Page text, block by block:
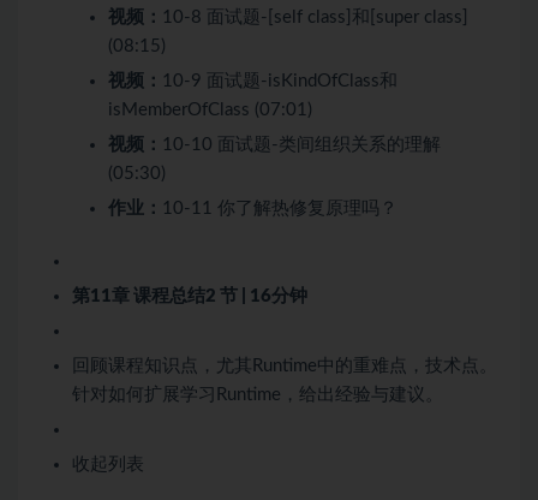
视频： 10-8 面试题-[self class]和[super class]
(08:15)
视频： 10-9 面试题-isKindOfClass和
isMemberOfClass (07:01)
视频： 10-10 面试题-类间组织关系的理解
(05:30)
作业： 10-11 你了解热修复原理吗？
第11章 课程总结2 节 | 16分钟
回顾课程知识点，尤其Runtime中的重难点，技术点。
针对如何扩展学习Runtime，给出经验与建议。
收起列表